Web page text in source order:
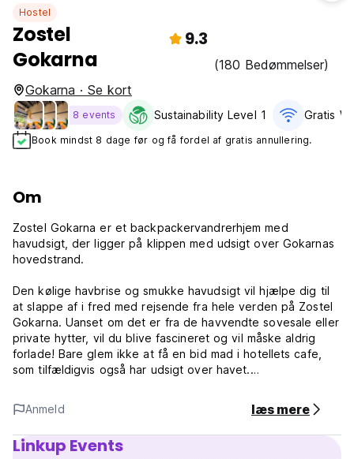
Hostel
Zostel
Gokarna
9.3
(180 Bedømmelser)
Gokarna · Se kort
8 events Sustainability Level 1 Gratis
Book mindst 8 dage før og få fordel af gratis annullering.
Om
Zostel Gokarna er et backpackervandrerhjem med
havudsigt, der ligger på klippen med udsigt over Gokarnas
hovedstrand.
Den kølige havbrise og smukke havudsigt vil hjælpe dig til
at slappe af i fred med rejsende fra hele verden på Zostel
Gokarna. Uanset om det er fra de havvendte sovesale eller
private hytter, vil du blive fascineret og vil måske aldrig
forlade! Bare glem ikke at få en bid mad i hotellets cafe,
som tilfældigvis også har udsigt over havet.
i Zostel sker, komplet med doser af latter og oplevelser.
Slap af med det sejeste sæt mennesker fra hele verden, og
rejs uden besvær.
Anmeld læs mere
Linkup Events